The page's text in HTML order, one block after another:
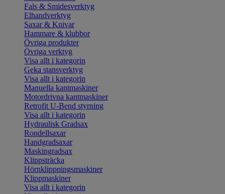
Fals & Smidesverktyg
Elhandverktyg
Saxar & Knivar
Hammare & klubbor
Övriga produkter
Övriga verktyg
Visa allt i kategorin
Geka stansverktyg
Visa allt i kategorin
Manuella kantmaskiner
Motordrivna kantmaskiner
Retrofit U-Bend styrning
Visa allt i kategorin
Hydraulisk Gradsax
Rondellsaxar
Handgradsaxar
Maskingradsax
Klippsträcka
Hörnklippningsmaskiner
Klippmaskiner
Visa allt i kategorin